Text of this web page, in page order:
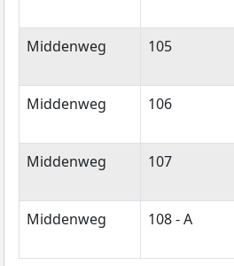
Middenweg 105
Middenweg 106
Middenweg 107
Middenweg 108 - A